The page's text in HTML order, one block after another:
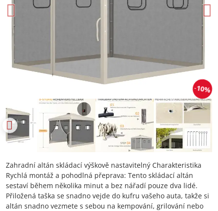
10%
Zahradní altán skládací výškově nastavitelný Charakteristika
Rychlá montáž a pohodlná přeprava: Tento skládací altán
sestaví během několika minut a bez nářadí pouze dva lidé.
Přiložená taška se snadno vejde do kufru vašeho auta, takže si
altán snadno vezmete s sebou na kempování, grilování nebo